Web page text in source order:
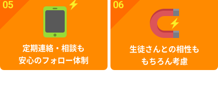
05
定期連絡・相談も
安心のフォロー体制
06
生徒さんとの相性も
もちろん考慮